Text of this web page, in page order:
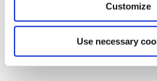
Customize
Use necessary
Le contrôle juridique des
Fondazione
tempore au cabinet de
comptes